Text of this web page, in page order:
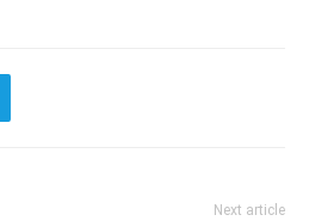
Next article